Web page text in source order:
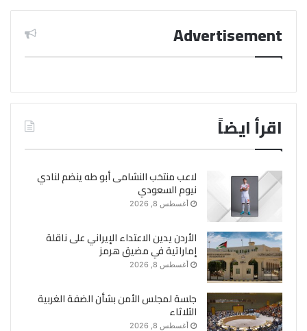
Advertisement
اقرأ ايضاً
لاعب منتخب النشامى أبو طه ينضم لنادي
نيوم السعودي
أغسطس 8, 2026
الأردن يدين الاعتداء الإيراني على ناقلة
إماراتية في مضيق هرمز
أغسطس 8, 2026
جلسة لمجلس الأمن بشأن الضفة الغربية
الثلاثاء
أغسطس 8, 2026